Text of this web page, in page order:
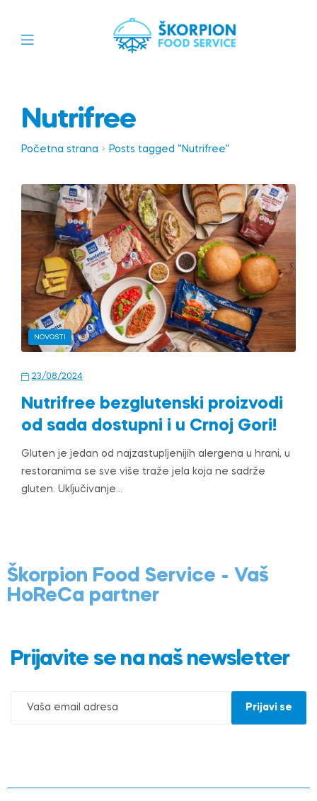
Nutrifree
Početna strana Posts tagged “Nutrifree”
NOVOSTI
23/08/2024
Nutrifree bezglutenski proizvodi
od sada dostupni i u Crnoj Gori!
Gluten je jedan od najzastupljenijih alergena u hrani, u
restoranima se sve više traže jela koja ne sadrže
gluten. Uključivanje…
Škorpion Food Service - Vaš
HoReCa partner
Prijavite se na naš newsletter